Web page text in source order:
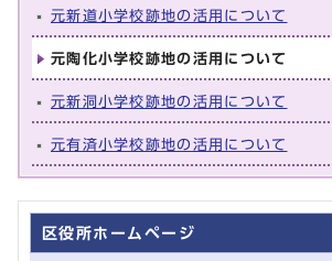
元新道小学校跡地の活用について
元陶化小学校跡地の活用について
元新洞小学校跡地の活用について
元有済小学校跡地の活用について
区役所ホームページ